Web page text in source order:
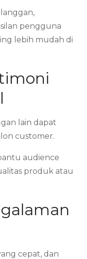
pengguna
lebih mudah di
lain dapat
customer.
audience
produk atau
cepat, dan